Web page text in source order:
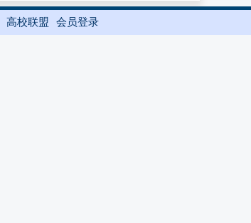
高校联盟 会员登录